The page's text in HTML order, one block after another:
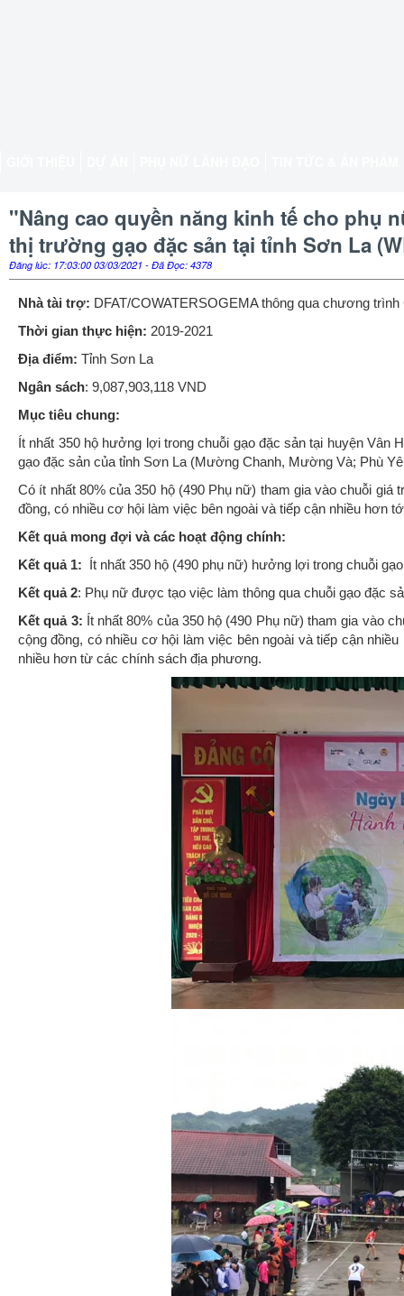
"Nâng cao quyền năng kinh tế cho phụ
thị trường gạo đặc sản tại tỉnh Sơn La
Đăng lúc: 17:03:00 03/03/2021 - Đã Đọc: 4378
Nhà tài trợ: DFAT/COWATERSOGEMA thông qua chương trình
Thời gian thực hiện: 2019-2021
Địa điểm: Tỉnh Sơn La
Ngân sách: 9,087,903,118 VND
Mục tiêu chung:
Ít nhất 350 hộ hưởng lợi trong chuỗi gạo đặc sản tại huyện
gạo đặc sản của tỉnh Sơn La (Mường Chanh, Mường Và; Phù
Có ít nhất 80% của 350 hộ (490 Phụ nữ) tham gia vào chuỗi
đồng, có nhiều cơ hội làm việc bên ngoài và tiếp cận nhiều hơn
Kết quả mong đợi và các hoạt động chính:
Kết quả 1: Ít nhất 350 hộ (490 phụ nữ) hưởng lợi trong chuỗi
Kết quả 2: Phụ nữ được tạo việc làm thông qua chuỗi gạo đặc
Kết quả 3: Ít nhất 80% của 350 hộ (490 Phụ nữ) tham gia vào
cộng đồng, có nhiều cơ hội làm việc bên ngoài và tiếp cận
nhiều hơn từ các chính sách địa phương.